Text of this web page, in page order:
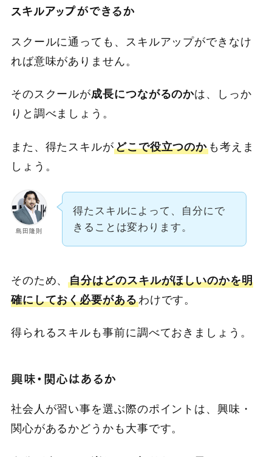
スキルアップができるか
スクールに通っても、スキルアップができなけ
れば意味がありません。
そのスクールが成長につながるのかは、しっか
りと調べましょう。
また、得たスキルがどこで役立つのか も考えま
しょう。
島田隆則
得たスキルによって、自分にで
きることは変わります。
そのため、自分はどのスキルがほしいのかを明
確にしておく必要があるわけです。
得られるスキルも事前に調べておきましょう。
興味・関心はあるか
社会人が習い事を選ぶ際のポイントは、興味・
関心があるかどうかも大事です。